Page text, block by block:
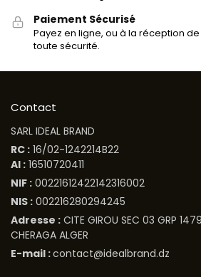
Paiement Sécurisé
Payez en ligne, ou à la réception
toute sécurité.
Contact
SARL IDEAL BRAND
RC : 16/02-1242214B22
AI : 16510720411
NIF : 00221612422142316002
NIS : 002216280294245
Adresse : CITE GIROU SEC 03 GRP
CHERAGA ALGER
E-mail :contact@idealbrand.dz